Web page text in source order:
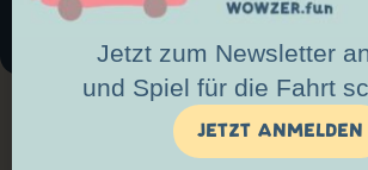
Eine Idee vonwowzer.fun·
Jetzt zum Newsletter
und Spiel für die Fahrt
JETZT ANMELDEN